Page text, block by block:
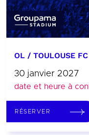
OL / TOULOUSE FC
30 janvier 2027
date et heure à
RÉSERVER